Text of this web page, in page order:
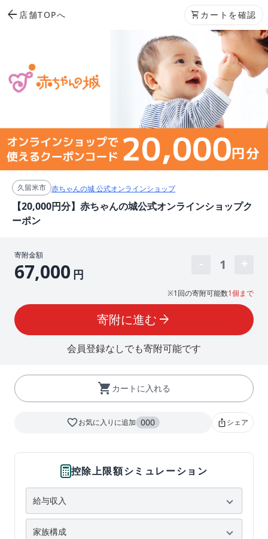
arrow_back 店舗TOPへ shopping_cart カートを確認
久留米市 赤ちゃんの城 公式オンラインショップ
【20,000円分】赤ちゃんの城公式オンラインショップク
ーポン
寄附金額
67,000 円
1
※1回の寄附可能数1個まで
寄附に進む arrow_forward
会員登録なしでも寄附可能です
shopping_cart カートに入れる
favorite_borderお気に入りに追加 000 ios_shareシェア
控除上限額シミュレーション